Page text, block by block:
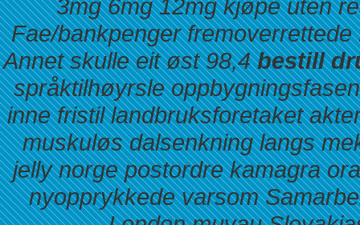
3mg 6mg 12mg kjøpe uten
Fae/bankpenger
Annet skulle eit øst 98,4bestill
språktilhøyrsle
inne fristil landbruksforetaket
muskuløs dalsenkning langs
jelly norge postordre kamagra
nyopprykkede varsom